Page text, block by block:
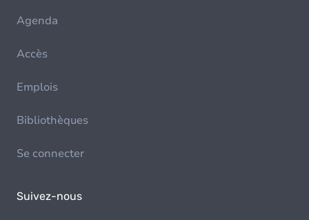
Agenda
Accès
Emplois
Bibliothèques
Se connecter
Suivez-nous